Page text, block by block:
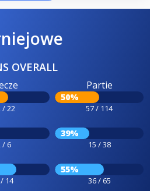
OVERALL
/ 22
Partie
50%
57 / 114
/ 6
39%
15 / 38
14
55%
36 / 65